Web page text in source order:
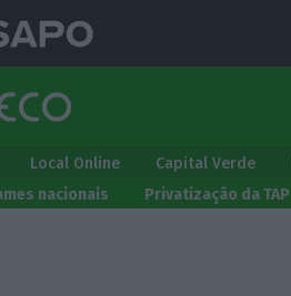
Local Online Capital Verde
nacionais Privatização da TAP